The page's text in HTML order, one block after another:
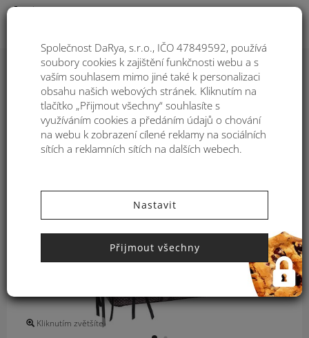
Kabelka přes rameno z eko kůže
Kbas s hadím vzorem
Kliknutím zvětšíte
Společnost DaRya, s.r.o., IČO 47849592, používá
soubory cookies k zajištění funkčnosti webu a s
vaším souhlasem mimo jiné také k personalizaci
obsahu našich webových stránek. Kliknutím na
tlačítko „Přijmout všechny“ souhlasíte s
využíváním cookies a předáním údajů o chování
na webu k zobrazení cílené reklamy na sociálních
sítích a reklamních sítích na dalších webech.
Nastavit
Přijmout všechny